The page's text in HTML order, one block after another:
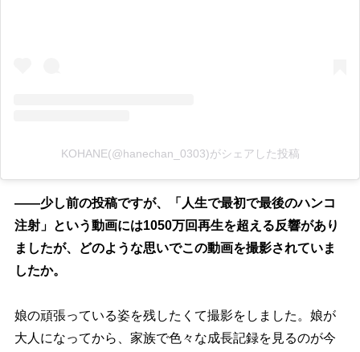
KOHANE(@hanechan_0303)がシェアした投稿
――少し前の投稿ですが、「人生で最初で最後のハンコ
注射」という動画には1050万回再生を超える反響があり
ましたが、どのような思いでこの動画を撮影されていま
したか。
娘の頑張っている姿を残したくて撮影をしました。娘が
大人になってから、家族で色々な成長記録を見るのが今